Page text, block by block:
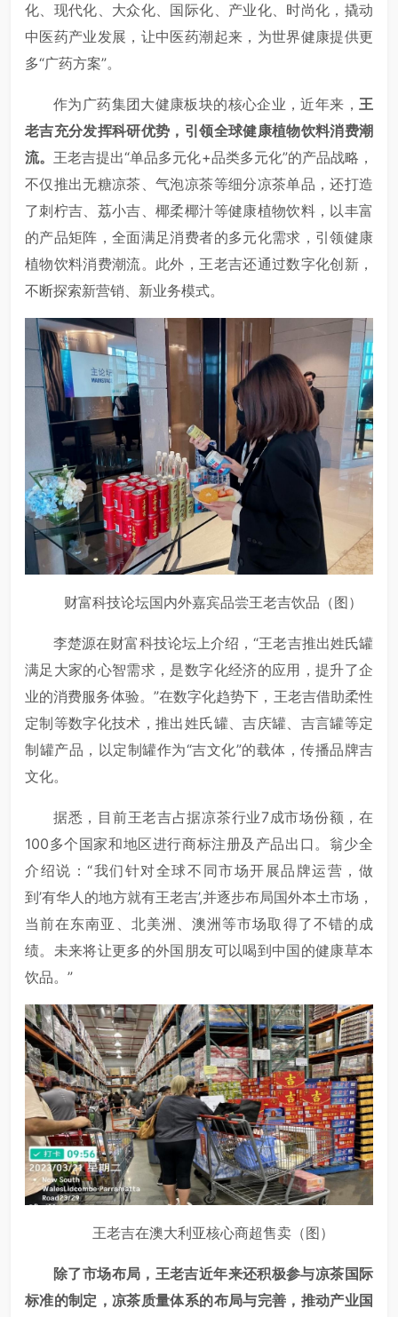
化、现代化、大众化、国际化、产业化、时尚化，撬动
中医药产业发展，让中医药潮起来，为世界健康提供更
多“广药方案”。
作为广药集团大健康板块的核心企业，近年来， 王
老吉充分发挥科研优势，引领全球健康植物饮料消费潮
流。 王老吉提出“单品多元化+品类多元化”的产品战略，
不仅推出无糖凉茶、气泡凉茶等细分凉茶单品，还打造
了刺柠吉、荔小吉、椰柔椰汁等健康植物饮料，以丰富
的产品矩阵，全面满足消费者的多元化需求，引领健康
植物饮料消费潮流。此外，王老吉还通过数字化创新，
不断探索新营销、新业务模式。
财富科技论坛国内外嘉宾品尝王老吉饮品（图）
李楚源在财富科技论坛上介绍，“王老吉推出姓氏罐
满足大家的心智需求，是数字化经济的应用，提升了企
业的消费服务体验。”在数字化趋势下，王老吉借助柔性
定制等数字化技术，推出姓氏罐、吉庆罐、吉言罐等定
制罐产品，以定制罐作为“吉文化”的载体，传播品牌吉
文化。
据悉，目前王老吉占据凉茶行业7成市场份额，在
100多个国家和地区进行商标注册及产品出口。翁少全
介绍说：“我们针对全球不同市场开展品牌运营，做
到’有华人的地方就有王老吉’,并逐步布局国外本土市场，
当前在东南亚、北美洲、澳洲等市场取得了不错的成
绩。未来将让更多的外国朋友可以喝到中国的健康草本
饮品。”
王老吉在澳大利亚核心商超售卖（图）
除了市场布局，王老吉近年来还积极参与凉茶国际
标准的制定，凉茶质量体系的布局与完善，推动产业国